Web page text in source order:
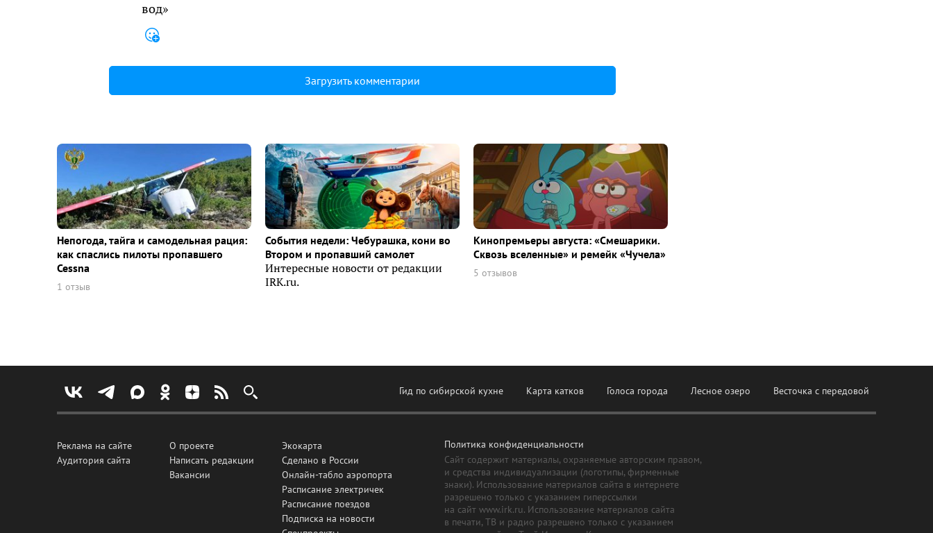
вод»
Загрузить комментарии
Непогода, тайга и самодельная рация:
как спаслись пилоты пропавшего
Cessna
1 отзыв
События недели: Чебурашка, кони во
Втором и пропавший самолет
Интересные новости от редакции
IRK.ru.
Кинопремьеры августа: «Смешарики.
Сквозь вселенные» и ремейк «Чучела»
5 отзывов
Гид по сибирской кухне Карта катков Голоса города Лесное озеро Весточка с передовой
Реклама на сайте
Аудитория сайта
О проекте
Написать редакции
Вакансии
Экокарта
Сделано в России
Онлайн-табло аэропорта
Расписание электричек
Расписание поездов
Подписка на новости
Политика конфиденциальности
Сайт содержит материалы, охраняемые авторским правом,
и средства индивидуализации (логотипы, фирменные
знаки). Использование материалов сайта в интернете
разрешено только с указанием гиперссылки
на сайт www.irk.ru. Использование материалов сайта
в печати, ТВ и радио разрешено только с указанием